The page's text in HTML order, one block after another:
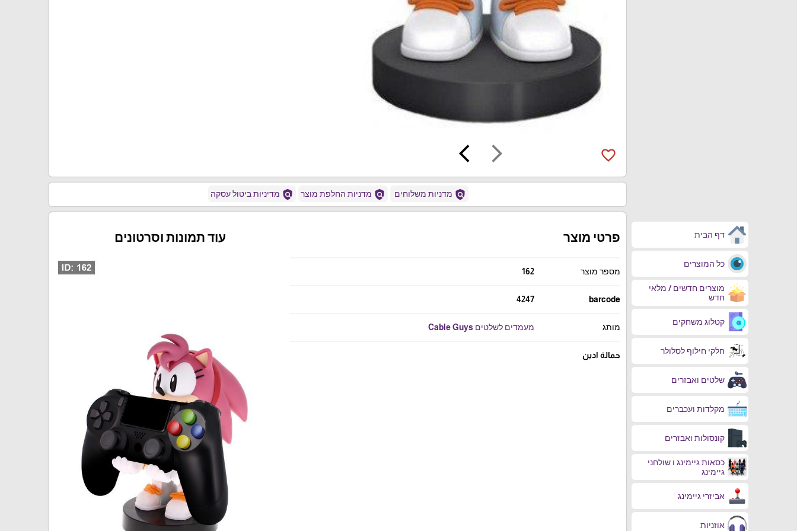
דף הבית
כל המוצרים
מוצרים חדשים / מלאי
חדש
קטלוג משחקים
חלקי חילוף לסלולר
שלטים ואבזרים
מקלדות ועכברים
קונסולות ואבזרים
כסאות גיימינג ו שולחני
גיימינג
אביזרי גיימינג
אוזניות
arrow_forward_ios
arrow_back_ios favorite_border
policy מדניות משלוחים policy מדניות החלפת מוצר policy מדיניות ביטול עסקה
פרטי מוצר
מספר מוצר 162
barcode
4247
מותג מעמדים לשלטים Cable Guys
حمالة ادين
עוד תמונות וסרטונים